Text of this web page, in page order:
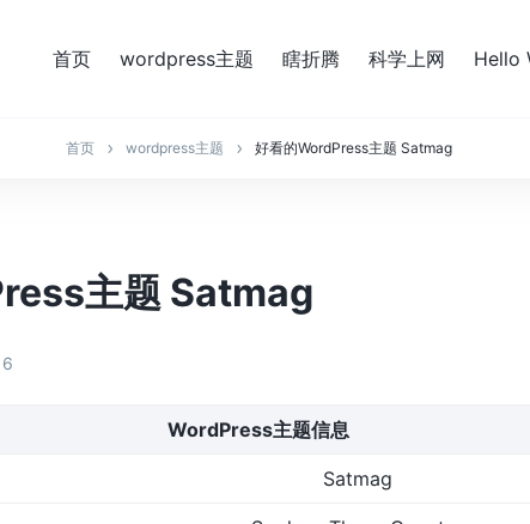
首页 wordpress主题 瞎折腾 科学上网 Hello
首页 wordpress主题 好看的WordPress主题 Satmag
主题 Satmag
WordPress主题信息
Satmag